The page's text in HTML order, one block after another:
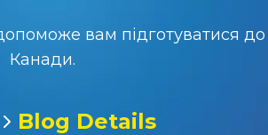
вам підготуватися
Канади.
Blog Details